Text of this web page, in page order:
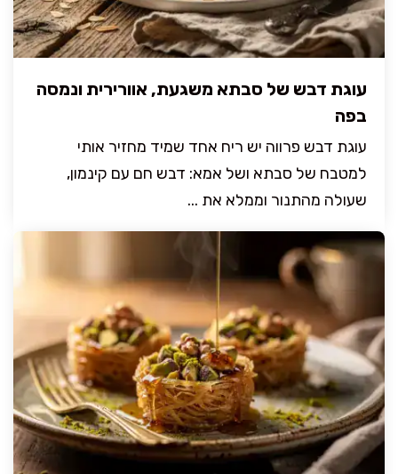
עוגת דבש של סבתא משגעת, אוורירית ונמסה
בפה
עוגת דבש פרווה יש ריח אחד שמיד מחזיר אותי
למטבח של סבתא ושל אמא: דבש חם עם קינמון,
שעולה מהתנור וממלא את ...